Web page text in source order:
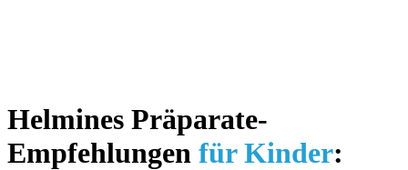
Helmines Präparate-
Empfehlungen für Kinder: